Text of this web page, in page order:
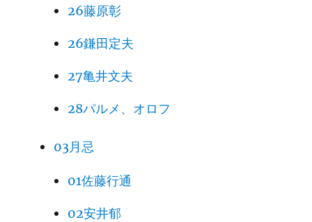
26藤原彰
26鎌田定夫
27亀井文夫
28パルメ、オロフ
03月忌
01佐藤行通
02安井郁